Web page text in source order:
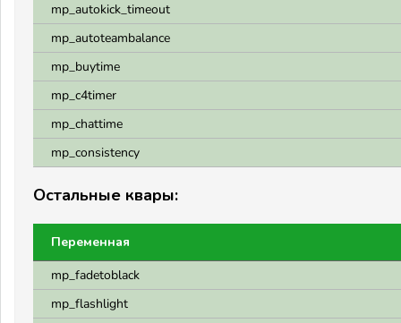
mp_autokick_timeout
mp_autoteambalance
mp_buytime
mp_c4timer
mp_chattime
mp_consistency
Остальные квары:
Переменная
mp_fadetoblack
mp_flashlight